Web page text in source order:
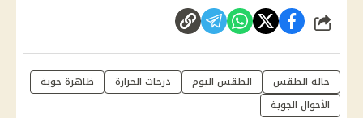
شارك
حالة الطقس الطقس اليوم درجات الحرارة
ظاهرة جوية
الأحوال الجوية